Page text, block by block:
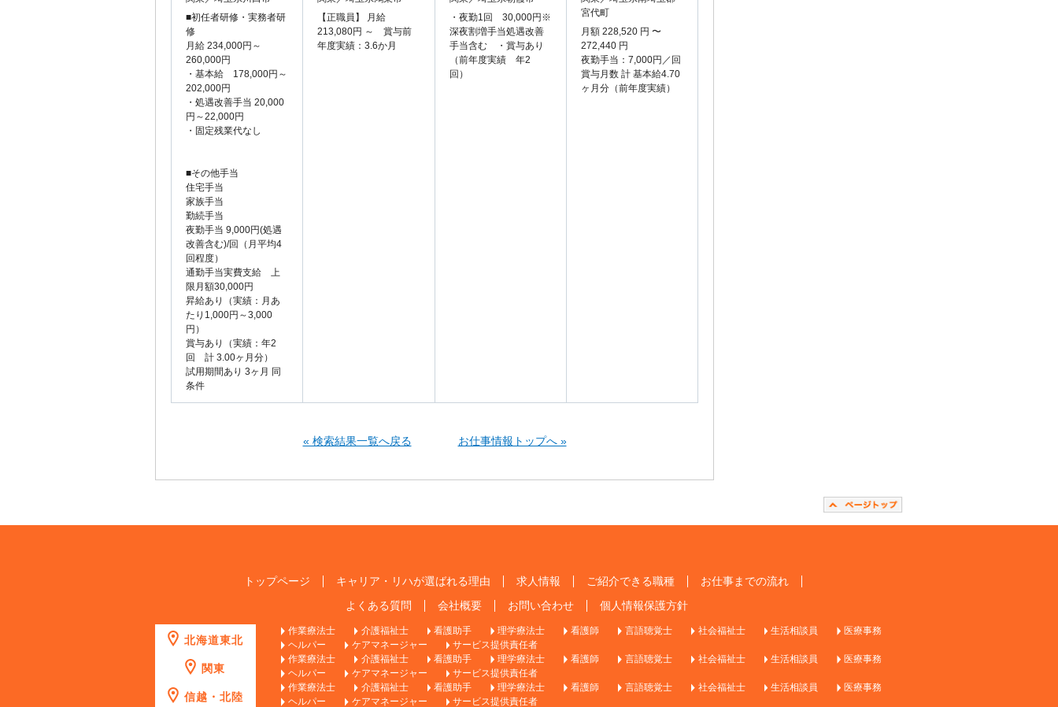
■初任者研修・実務者研
修
月給 234,000円～
260,000円
・基本給 178,000円～
202,000円
・処遇改善手当 20,000
円～22,000円
・固定残業代なし
■その他手当
住宅手当
家族手当
勤続手当
夜勤手当 9,000円(処遇
改善含む)/回（月平均4
回程度）
通勤手当実費支給 上
限月額30,000円
昇給あり（実績：月あ
たり1,000円～3,000
円）
賞与あり（実績：年2
回 計 3.00ヶ月分）
試用期間あり 3ヶ月 同
条件
【正職員】 月給
213,080円 ～ 賞与前
年度実績：3.6か月
・夜勤1回 30,000円※
深夜割増手当処遇改善
手当含む ・賞与あり
（前年度実績 年2
回）
宮代町
月額 228,520 円 〜
272,440 円
夜勤手当：7,000円／回
賞与月数 計 基本給4.70
ヶ月分（前年度実績）
« 検索結果一覧へ戻る お仕事情報トップへ »
トップページ キャリア・リハが選ばれる理由 求人情報 ご紹介できる職種
お仕事までの流れ
よくある質問
会社概要 お問い合わせ 個人情報保護方針
北海道東北
作業療法士 介護福祉士 看護助手 理学療法士 看護師 言語聴覚士 社会福祉士 生活相談員
医療事務
ヘルパー
ケアマネージャー サービス提供責任者
関東
作業療法士 介護福祉士 看護助手 理学療法士 看護師 言語聴覚士 社会福祉士 生活相談員
医療事務
ヘルパー
ケアマネージャー サービス提供責任者
信越・北陸
作業療法士 介護福祉士 看護助手 理学療法士 看護師 言語聴覚士 社会福祉士 生活相談員
医療事務
ヘルパー
ケアマネージャー サービス提供責任者